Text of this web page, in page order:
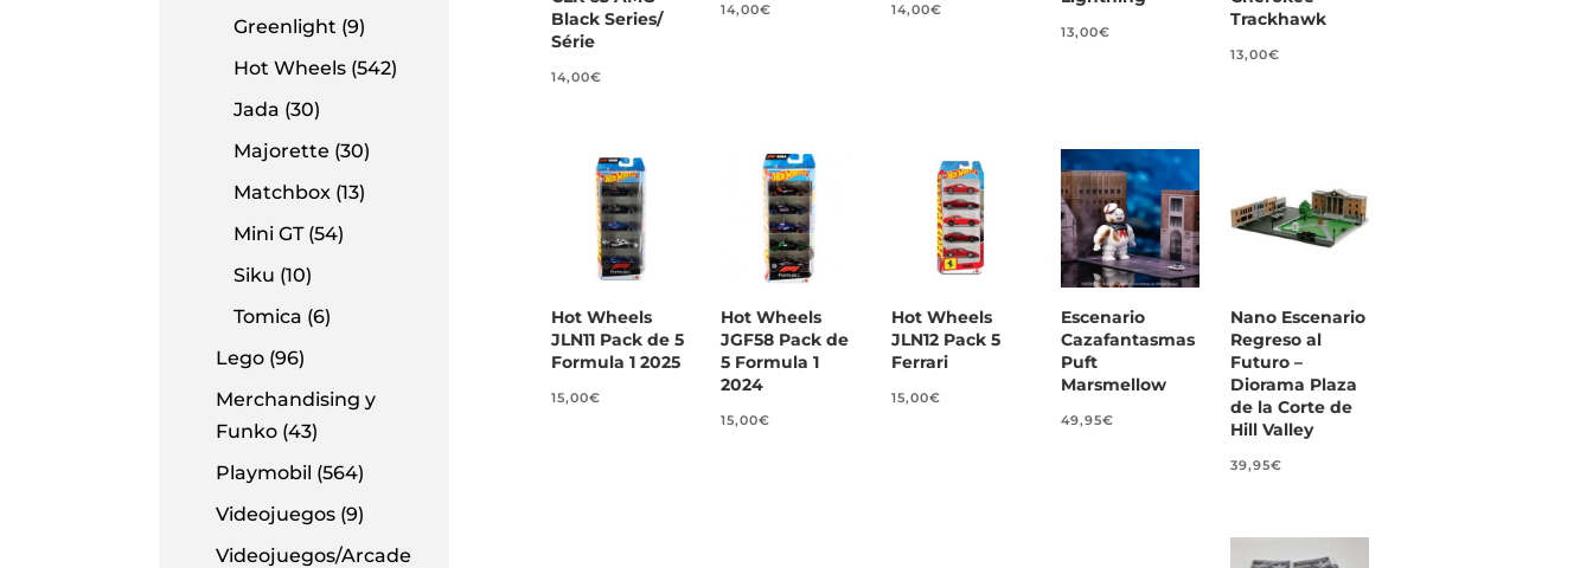
Greenlight (9)
Hot Wheels (542)
Jada (30)
Majorette (30)
Matchbox (13)
Mini GT (54)
Siku (10)
Tomica (6)
Lego (96)
Merchandising y
Funko (43)
Playmobil (564)
Videojuegos (9)
Videojuegos/Arcade
Black Series/
Série
14,00€
14,00€ 14,00€
13,00€
Trackhawk
13,00€
Hot Wheels
JLN11 Pack de 5
Formula 1 2025
15,00€
Hot Wheels
JGF58 Pack de
5 Formula 1
2024
15,00€
Hot Wheels
JLN12 Pack 5
Ferrari
15,00€
Escenario
Cazafantasmas
Puft
Marsmellow
49,95€
Nano Escenario
Regreso al
Futuro –
Diorama Plaza
de la Corte de
Hill Valley
39,95€